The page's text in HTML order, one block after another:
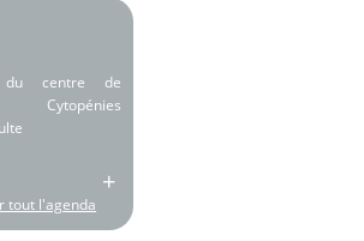
du centre de
Cytopénies
+
tout l'agenda